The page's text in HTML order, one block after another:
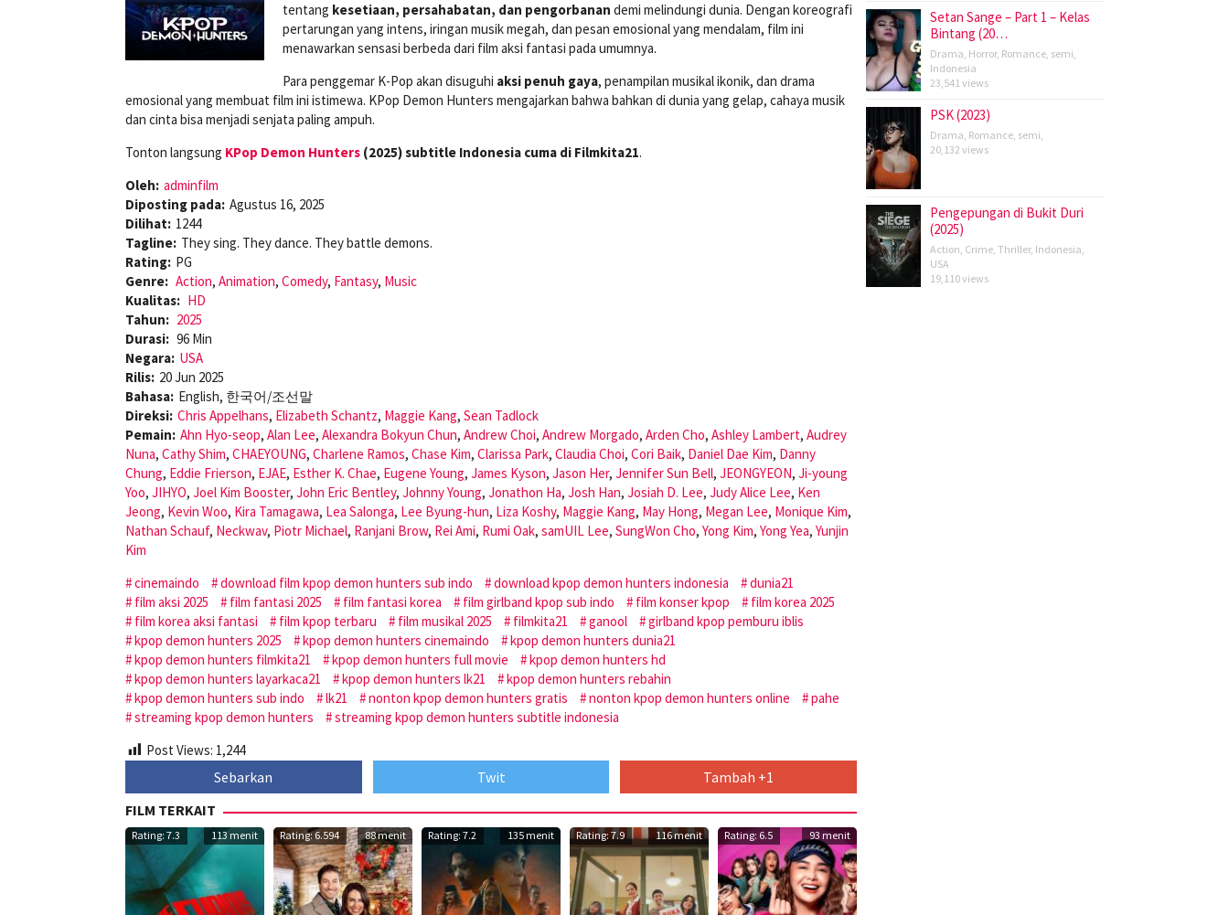
tentang kesetiaan, persahabatan, dan pengorbanan demi melindungi dunia. Dengan koreografi
pertarungan yang intens, iringan musik megah, dan pesan emosional yang mendalam, film ini
menawarkan sensasi berbeda dari film aksi fantasi pada umumnya.
Para penggemar K-Pop akan disuguhi aksi penuh gaya, penampilan musikal ikonik, dan drama
emosional yang membuat film ini istimewa. KPop Demon Hunters mengajarkan bahwa bahkan di dunia yang gelap, cahaya musik
dan cinta bisa menjadi senjata paling ampuh.
Tonton langsung KPop Demon Hunters (2025) subtitle Indonesia cuma di Filmkita21.
Oleh: adminfilm
Diposting pada: Agustus 16, 2025
Dilihat: 1244
Tagline: They sing. They dance. They battle demons.
Rating: PG
Genre: Action, Animation, Comedy, Fantasy, Music
Kualitas: HD
Tahun: 2025
Durasi: 96 Min
Negara: USA
Rilis: 20 Jun 2025
Bahasa: English, 한국어/조선말
Direksi: Chris Appelhans, Elizabeth Schantz, Maggie Kang, Sean Tadlock
Pemain: Ahn Hyo-seop, Alan Lee, Alexandra Bokyun Chun, Andrew Choi, Andrew Morgado, Arden Cho, Ashley Lambert, Audrey
Nuna, Cathy Shim, CHAEYOUNG, Charlene Ramos, Chase Kim, Clarissa Park, Claudia Choi, Cori Baik, Daniel Dae Kim, Danny
Chung, Eddie Frierson, EJAE, Esther K. Chae, Eugene Young, James Kyson, Jason Her, Jennifer Sun Bell, JEONGYEON, Ji-young
Yoo, JIHYO, Joel Kim Booster, John Eric Bentley, Johnny Young, Jonathon Ha, Josh Han, Josiah D. Lee, Judy Alice Lee, Ken
Jeong, Kevin Woo, Kira Tamagawa, Lea Salonga, Lee Byung-hun, Liza Koshy, Maggie Kang, May Hong, Megan Lee, Monique Kim,
Nathan Schauf, Neckwav, Piotr Michael, Ranjani Brow, Rei Ami, Rumi Oak, samUIL Lee, SungWon Cho, Yong Kim, Yong Yea, Yunjin
Kim
cinemaindo
download film kpop demon hunters sub indo download kpop demon hunters indonesia
dunia21
film aksi 2025
film fantasi 2025 film fantasi korea film girlband kpop sub indo film konser kpop
film korea 2025
film korea aksi fantasi
film kpop terbaru film musikal 2025 filmkita21 ganool
girlband kpop pemburu iblis
kpop demon hunters 2025
kpop demon hunters cinemaindo
kpop demon hunters dunia21
kpop demon hunters filmkita21
kpop demon hunters full movie
kpop demon hunters hd
kpop demon hunters layarkaca21
kpop demon hunters lk21
kpop demon hunters rebahin
kpop demon hunters sub indo
lk21 nonton kpop demon hunters gratis nonton kpop demon hunters online
pahe
streaming kpop demon hunters
streaming kpop demon hunters subtitle indonesia
Post Views: 1,244
Sebarkan Twit
Tambah +1
FILM TERKAIT
Rating: 7.3 113 menit Rating: 6.594 88 menit Rating: 7.2 135 menit Rating: 7.9 116 menit Rating: 6.5 93 menit
Setan Sange – Part 1 – Kelas
Bintang (20…
Drama, Horror, Romance, semi,
Indonesia
23,541 views
PSK (2023)
Drama, Romance, semi,
20,132 views
Pengepungan di Bukit Duri
(2025)
Action, Crime, Thriller, Indonesia,
USA
19,110 views